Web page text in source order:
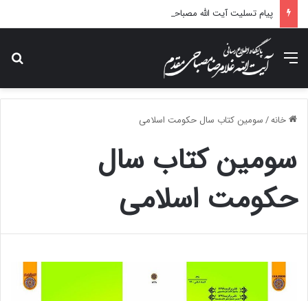
منو
خانه/سومین کتاب سال حکومت اسلامی
سومین کتاب سال
حکومت اسلامی